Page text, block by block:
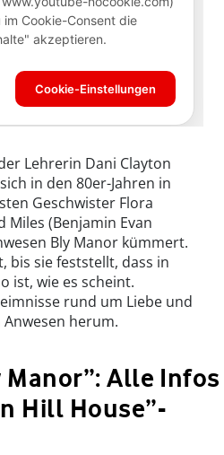
Lehrerin Dani Clayton
in den 80er-Jahren in
Geschwister Flora
Miles (Benjamin Evan
Bly Manor kümmert.
bis sie feststellt, dass in
ist, wie es scheint.
rund um Liebe und
herum.
Manor”: Alle Infos
Hill House”-